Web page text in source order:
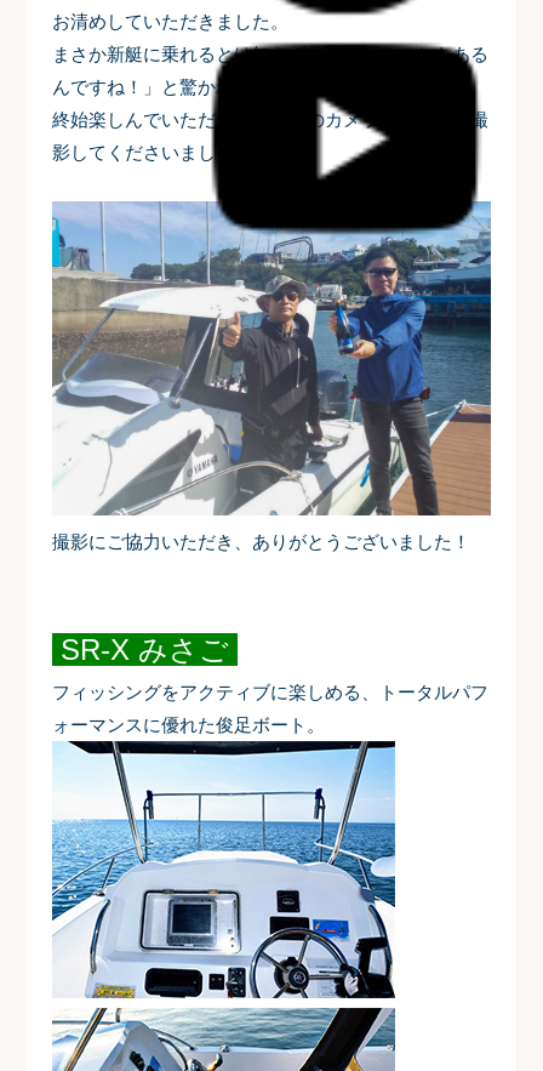
お清めしていただきました。
まさか新艇に乗れるとは知らず、「こんなこともある
んですね！」と驚かれていました。
終始楽しんでいただき、ご自身のカメラでも記念に撮
影してくださいました。
撮影にご協力いただき、ありがとうございました！
SR-X みさご
フィッシングをアクティブに楽しめる、トータルパフ
ォーマンスに優れた俊足ボート。